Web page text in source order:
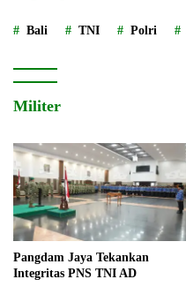
Bali TNI Polri
Militer
Pangdam Jaya Tekankan
Integritas PNS TNI AD